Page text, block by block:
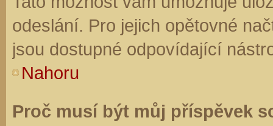
odeslání. Pro jejich opětovné
jsou dostupné odpovídající
Nahoru
Proč musí být můj příspěvek